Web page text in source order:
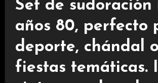
Set de sudoración
años 80, perfecto
deporte, chándal o
fiestas temáticas.